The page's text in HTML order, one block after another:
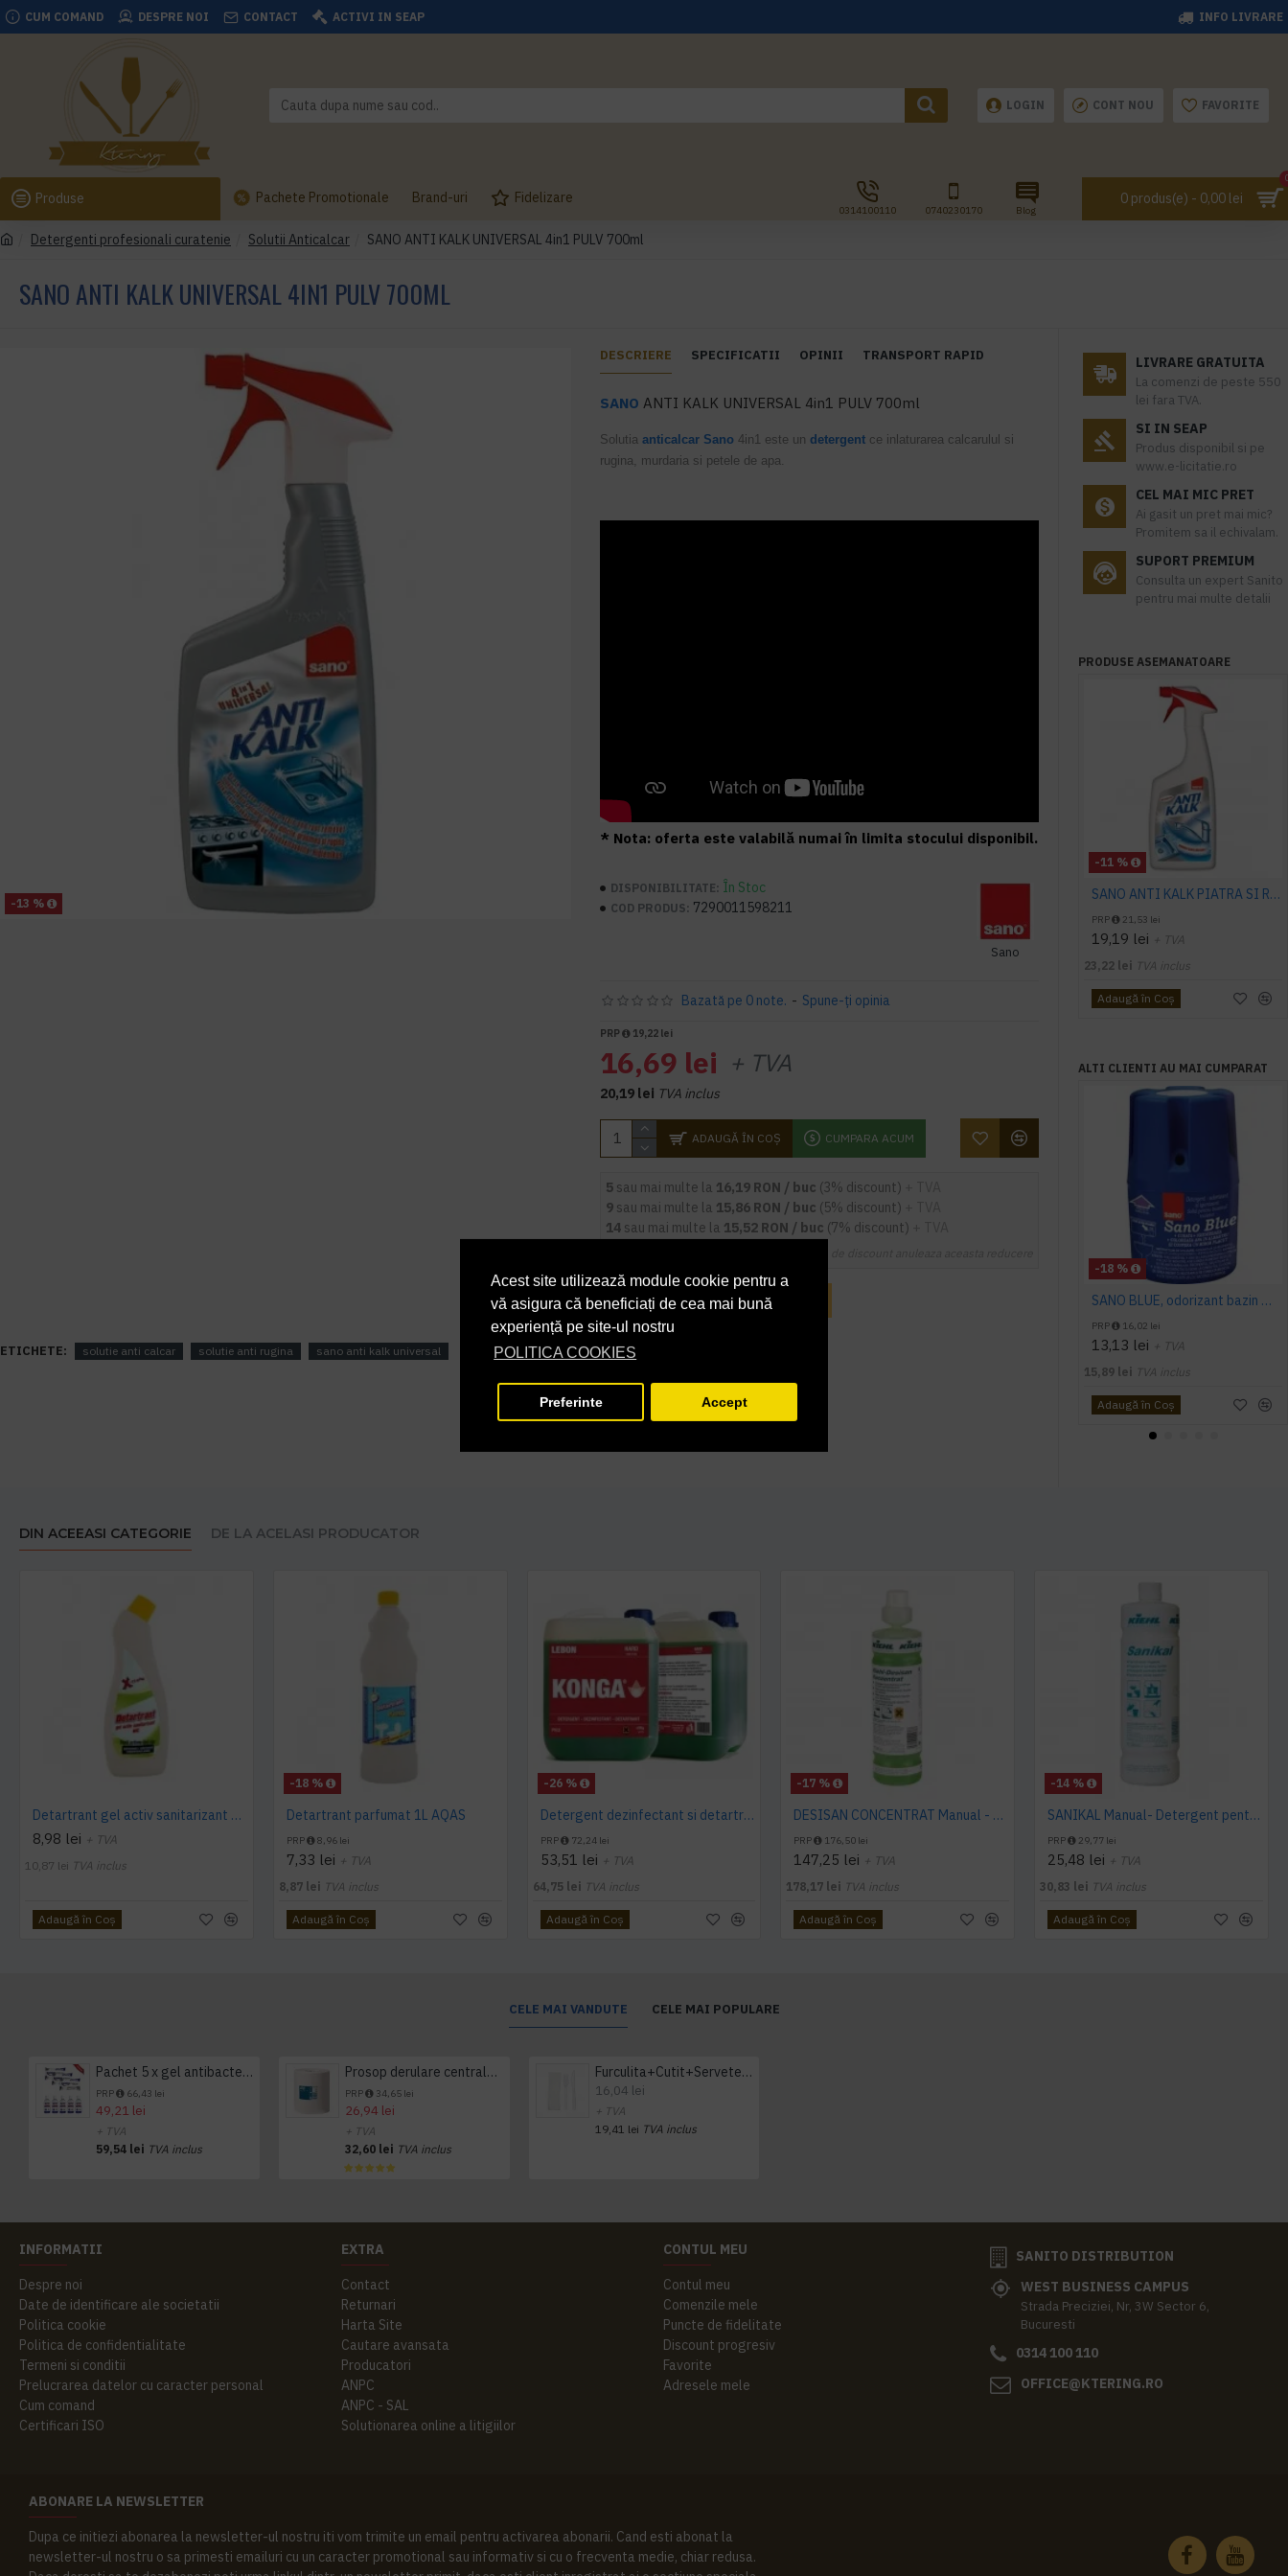
Acest site utilizează module cookie pentru a
vă asigura că beneficiați de cea mai bună
experiență pe site-ul nostru
POLITICA COOKIES
Preferinte Accept
CUM COMAND DESPRE NOI CONTACT ACTIVI IN SEAP INFO LIVRARE
LOGIN CONT NOU FAVORITE
Produse Pachete Promotionale Brand-uri Fidelizare
0314100110 0740230170 Blog
0 produs(e) - 0,00 lei
Detergenti profesionali curatenie Solutii Anticalcar SANO ANTI KALK UNIVERSAL 4in1 PULV 700ml
SANO ANTI KALK UNIVERSAL 4IN1 PULV 700ML
-13 %
DESCRIERE SPECIFICATII OPINII TRANSPORT RAPID
SANO ANTI KALK UNIVERSAL 4in1 PULV 700ml
Solutiaanticalcar Sano 4in1 este undetergent ce inlaturarea calcarulul si
rugina, murdaria si petele de apa.
* Nota: oferta este valabilă numai în limita stocului disponibil.
DISPONIBILITATE: În Stoc
COD PRODUS: 7290011598211
Sano
Bazată pe 0 note. - Spune-ţi opinia
PRP 19,22 lei
16,69 lei + TVA
20,19 lei TVA inclus
ADAUGĂ ÎN COŞ CUMPARA ACUM
5 sau mai multe la 16,19 RON / buc (3% discount)
9 sau mai multe la 15,86 RON / buc (5% discount)
14 sau mai multe la 15,52 RON / buc (7% discount)
INTREABA DESPRE ACEST PRODUS
ETICHETE: solutie anti calcar solutie anti rugina sano anti kalk universal
LIVRARE GRATUITA
La comenzi de peste 550
lei fara TVA.
SI IN SEAP
Produs disponibil si pe
www.e-licitatie.ro
CEL MAI MIC PRET
Ai gasit un pret mai mic?
Promitem sa il echivalam.
SUPORT PREMIUM
Consulta un expert Sanito
pentru mai multe detalii
PRODUSE ASEMANATOARE
-11 %
SANO ANTI KALK PIATRA SI RUGINA, PULVERIZATOR, 1L
PRP 21,53 lei
19,19 lei + TVA
23,22 lei TVA inclus
Adaugă în Coş
ALTI CLIENTI AU MAI CUMPARAT
-18 %
SANO BLUE, odorizant bazin WC, 150g
PRP 16,02 lei
13,13 lei + TVA
15,89 lei TVA inclus
Adaugă în Coş
DIN ACEEASI CATEGORIE DE LA ACELASI PRODUCATOR
Detartrant gel activ sanitarizant 750ml AQAS
8,98 lei + TVA
10,87 lei TVA inclus
Adaugă în Coş
-18 %
Detartrant parfumat 1L AQAS
PRP 8,96 lei
7,33 lei + TVA
8,87 lei TVA inclus
Adaugă în Coş
-26 %
Detergent dezinfectant si detartrant, Konga Hard, 5L -Aviz biocid
PRP 72,24 lei
53,51 lei + TVA
64,75 lei TVA inclus
Adaugă în Coş
-17 %
DESISAN CONCENTRAT Manual - Detergent dezinfectant pentru domenii sanitare, 1 L, Kiehl
PRP 176,50 lei
147,25 lei + TVA
178,17 lei TVA inclus
Adaugă în Coş
-14 %
SANIKAL Manual- Detergent pentru obiecte sanitare, 1 L, Kiehl
PRP 29,77 lei
25,48 lei + TVA
30,83 lei TVA inclus
Adaugă în Coş
CELE MAI VANDUTE CELE MAI POPULARE
Pachet 5 x gel antibacterian 50ml si 3 x Servetele antibacteriene 48 buc Hygienium
PRP 66,43 lei
49,21 lei
+ TVA
59,54 lei TVA inclus
Prosop derulare centrala 1 pliu, 300 m Tork
PRP 34,65 lei
26,94 lei
+ TVA
32,60 lei TVA inclus
Furculita+Cutit+Servetel 100buc/set
16,04 lei
+ TVA
19,41 lei TVA inclus
INFORMATII
Despre noi
Date de identificare ale societatii
Politica cookie
Politica de confidentialitate
Termeni si conditii
Prelucrarea datelor cu caracter personal
Cum comand
Certificari ISO
EXTRA
Contact
Returnari
Harta Site
Cautare avansata
Producatori
ANPC
ANPC - SAL
Solutionarea online a litigiilor
CONTUL MEU
Contul meu
Comenzile mele
Puncte de fidelitate
Discount progresiv
Favorite
Adresele mele
SANITO DISTRIBUTION
WEST BUSINESS CAMPUS
Strada Preciziei, Nr, 3W Sector 6,
Bucuresti
0314 100 110
OFFICE@KTERING.RO
ABONARE LA NEWSLETTER
Dupa ce initiezi abonarea la newsletter-ul nostru iti vom trimite un email pentru activarea abonarii. Cand esti abonat la
newsletter-ul nostru o sa primesti emailuri cu un caracter promotional sau informativ si cu o frecventa medie, chiar redusa.